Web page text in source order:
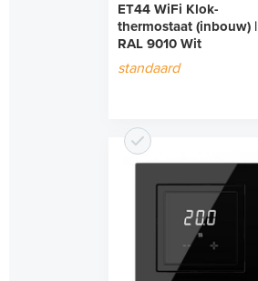
ET44 WiFi Klok-
thermostaat (inbouw) |
RAL 9010 Wit
standaard